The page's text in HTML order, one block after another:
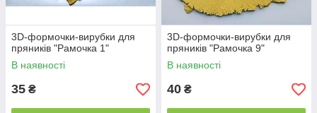
3D-формочки-вирубки для
пряників "Рамочка 1"
В наявності
35 ₴
3D-формочки-вирубки для
пряників "Рамочка 9"
В наявності
40 ₴